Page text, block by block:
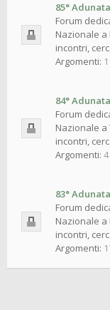
85°
Forum
Nazionale
incontri,
Argomenti:
84°
Forum
Nazionale
incontri,
Argomenti: 4
83°
Forum
Nazionale
incontri,
Argomenti: